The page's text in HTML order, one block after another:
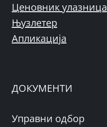
Ценовник улазница
Њузлетер
Апликација
ДОКУМЕНТИ
Управни одбор